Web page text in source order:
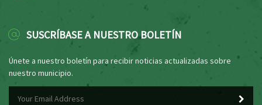
SUSCRÍBASE A NUESTRO BOLETÍN
Únete a nuestro boletín para recibir noticias actualizadas sobre
nuestro municipio.